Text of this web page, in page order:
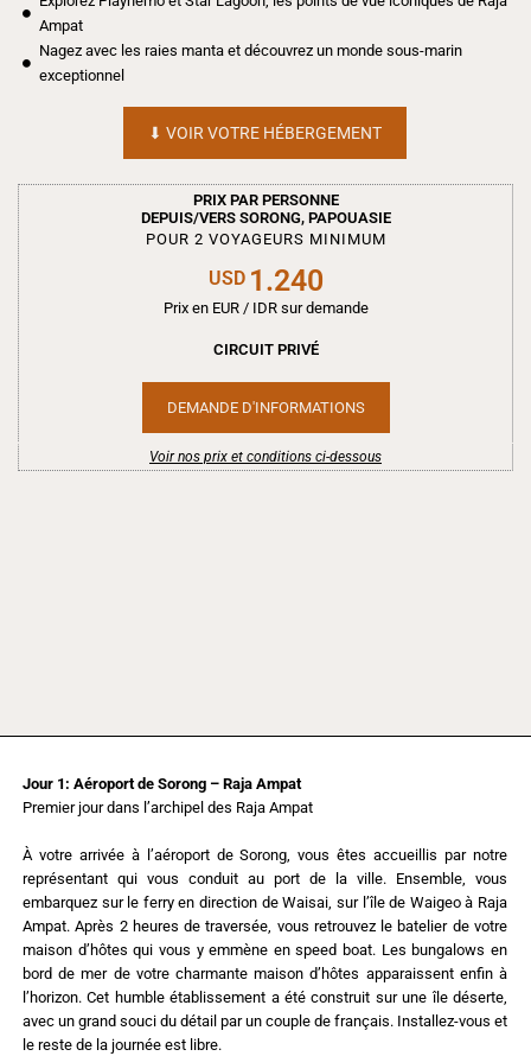
Ampat
Nagez avec les raies manta et découvrez un monde sous-marin
exceptionnel
⬇︎ VOIR VOTRE HÉBERGEMENT
PRIX PAR PERSONNE
DEPUIS/VERS SORONG, PAPOUASIE
POUR 2 VOYAGEURS MINIMUM
USD 1.240
Prix en EUR / IDR sur demande
CIRCUIT PRIVÉ
DEMANDE D'INFORMATIONS
Voir nos prix et conditions ci-dessous
Jour 1: Aéroport de Sorong – Raja Ampat
Premier jour dans l’archipel des Raja Ampat
À votre arrivée à l’aéroport de Sorong, vous êtes accueillis par notre
représentant qui vous conduit au port de la ville. Ensemble, vous
embarquez sur le ferry en direction de Waisai, sur l’île de Waigeo à Raja
Ampat. Après 2 heures de traversée, vous retrouvez le batelier de votre
maison d’hôtes qui vous y emmène en speed boat. Les bungalows en
bord de mer de votre charmante maison d’hôtes apparaissent enfin à
l’horizon. Cet humble établissement a été construit sur une île déserte,
avec un grand souci du détail par un couple de français. Installez-vous et
le reste de la journée est libre.